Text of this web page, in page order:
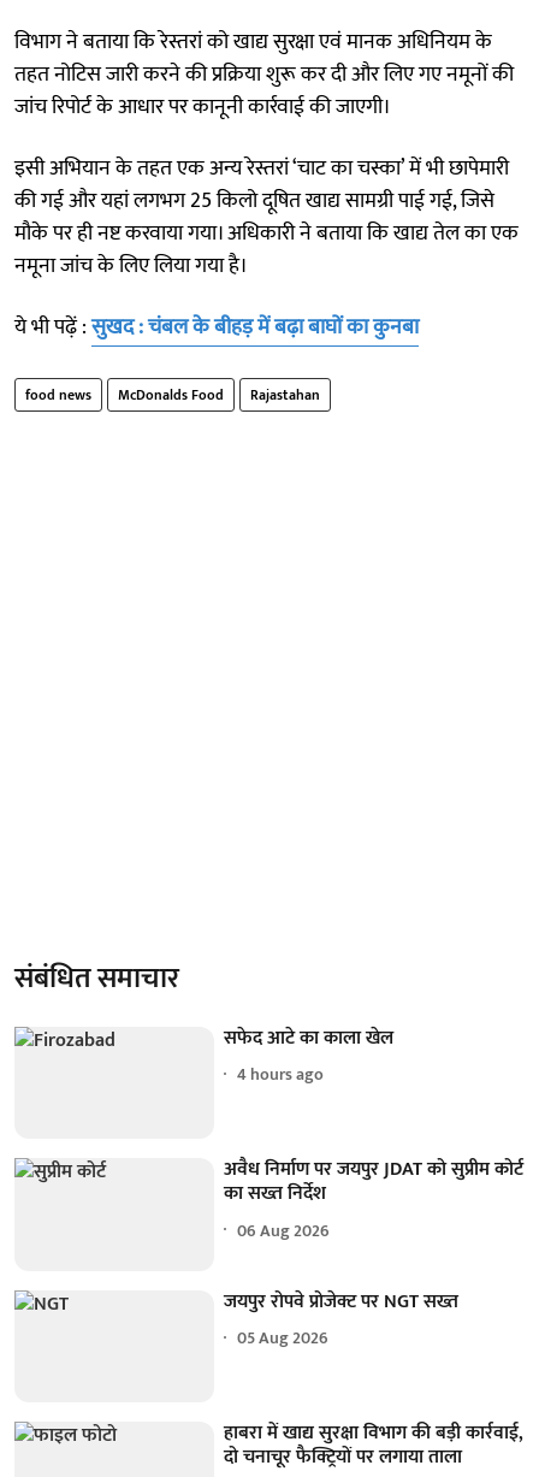
विभाग ने बताया कि रेस्तरां को खाद्य सुरक्षा एवं मानक अधिनियम के
तहत नोटिस जारी करने की प्रक्रिया शुरू कर दी और लिए गए नमूनों की
जांच रिपोर्ट के आधार पर कानूनी कार्रवाई की जाएगी।
इसी अभियान के तहत एक अन्य रेस्तरां ‘चाट का चस्का’ में भी छापेमारी
की गई और यहां लगभग 25 किलो दूषित खाद्य सामग्री पाई गई, जिसे
मौके पर ही नष्ट करवाया गया। अधिकारी ने बताया कि खाद्य तेल का एक
नमूना जांच के लिए लिया गया है।
ये भी पढ़ें :सुखद : चंबल के बीहड़ में बढ़ा बाघों का कुनबा
food news McDonalds Food Rajastahan
संबंधित समाचार
सफेद आटे का काला खेल
4 hours ago
अवैध निर्माण पर जयपुर JDAT को सुप्रीम कोर्ट
का सख्त निर्देश
06 Aug 2026
जयपुर रोपवे प्रोजेक्ट पर NGT सख्त
05 Aug 2026
हाबरा में खाद्य सुरक्षा विभाग की बड़ी कार्रवाई,
दो चनाचूर फैक्ट्रियाें पर लगाया ताला